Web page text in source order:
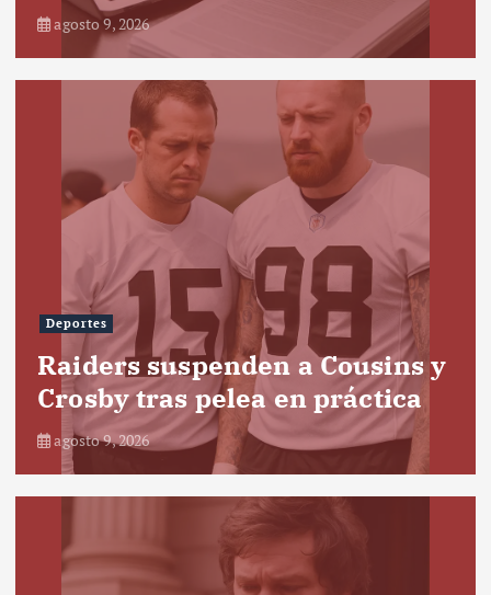
agosto 9, 2026
Deportes
Raiders suspenden a Cousins y
Crosby tras pelea en práctica
agosto 9, 2026